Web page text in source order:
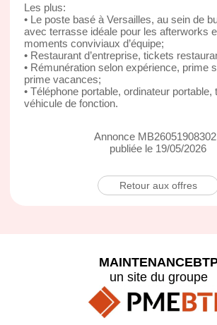
Les plus:
• Le poste basé à Versailles, au sein de
avec terrasse idéale pour les afterworks
moments conviviaux d’équipe;
• Restaurant d’entreprise, tickets
• Rémunération selon expérience, prime
prime vacances;
• Téléphone portable, ordinateur portable,
véhicule de fonction.
Annonce
publiée le 19/05/2026
Retour aux offres
un site du groupe